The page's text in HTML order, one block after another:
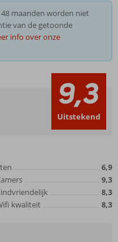
maanden worden niet
van de getoonde
info over onze
9,3
Uitstekend
6,9
9,3
8,3
kwaliteit
8,3